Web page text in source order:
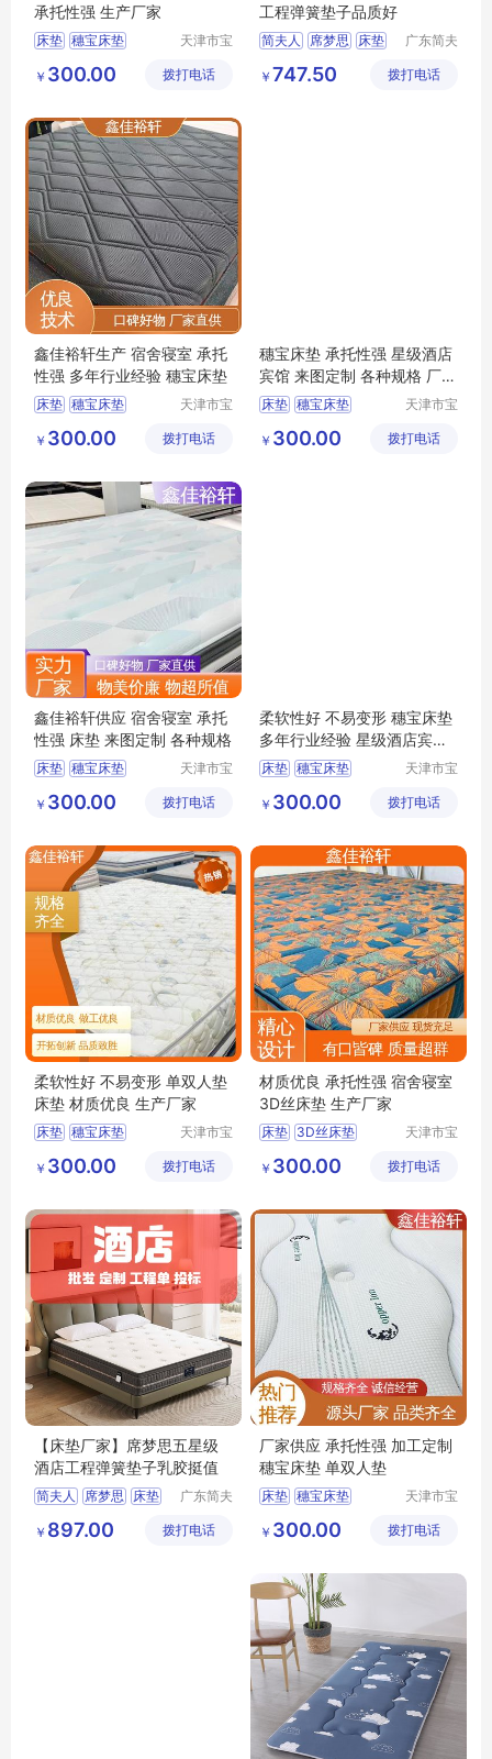
承托性强 生产厂家
床垫 穗宝床垫
床垫厂家
天津市宝
裕轩床垫
￥ 300.00 拨打电话
工程弹簧垫子品质好
简夫人 席梦思
床垫
广东简夫
限公司
￥ 747.50 拨打电话
鑫佳裕轩生产 宿舍寝室 承托
性强 多年行业经验 穗宝床垫
床垫 穗宝床垫
天津床垫
天津市宝
裕轩床垫
￥ 300.00 拨打电话
穗宝床垫 承托性强 星级酒店
宾馆 来图定制 各种规格 厂家
供应
床垫 穗宝床垫
异形尺寸折叠棕垫
天津市宝
裕轩床垫
￥ 300.00 拨打电话
鑫佳裕轩供应 宿舍寝室 承托
性强 床垫 来图定制 各种规格
床垫 穗宝床垫
竹炭棕床垫
天津市宝
裕轩床垫
￥ 300.00 拨打电话
柔软性好 不易变形 穗宝床垫
多年行业经验 星级酒店宾馆
厂家供应
床垫 穗宝床垫
席梦思弹簧垫
天津市宝
裕轩床垫
￥ 300.00 拨打电话
柔软性好 不易变形 单双人垫
床垫 材质优良 生产厂家
床垫 穗宝床垫
榻榻米
天津市宝
裕轩床垫
￥ 300.00 拨打电话
材质优良 承托性强 宿舍寝室
3D丝床垫 生产厂家
床垫 3D丝床垫
穗宝床垫 榻榻米
天津市宝
裕轩床垫
￥ 300.00 拨打电话
【床垫厂家】席梦思五星级
酒店工程弹簧垫子乳胶挺值
简夫人 席梦思
床垫
广东简夫
限公司
￥ 897.00 拨打电话
厂家供应 承托性强 加工定制
穗宝床垫 单双人垫
床垫 穗宝床垫
3D丝床垫
天津市宝
裕轩床垫
￥ 300.00 拨打电话